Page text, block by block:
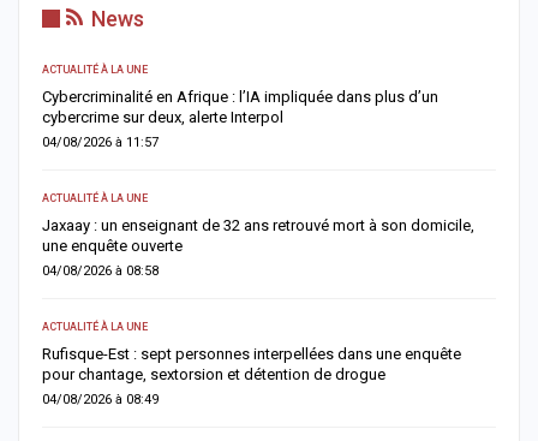
News
ACTUALITÉ À LA UNE
Cybercriminalité en Afrique : l’IA impliquée dans plus d’un
cybercrime sur deux, alerte Interpol
04/08/2026 à 11:57
ACTUALITÉ À LA UNE
Jaxaay : un enseignant de 32 ans retrouvé mort à son domicile,
une enquête ouverte
04/08/2026 à 08:58
ACTUALITÉ À LA UNE
Rufisque-Est : sept personnes interpellées dans une enquête
pour chantage, sextorsion et détention de drogue
04/08/2026 à 08:49